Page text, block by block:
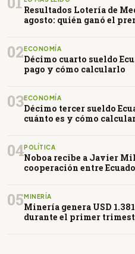
Resultados Lotería de
agosto: quién ganó el
02 ECONOMÍA
Décimo cuarto sueldo
pago y cómo calcularlo
03ECONOMÍA
Décimo tercer sueldo
cuánto es y cómo
04POLÍTICA
Noboa recibe a Javier
cooperación entre
05 MINERÍA
Minería genera USD
durante el primer